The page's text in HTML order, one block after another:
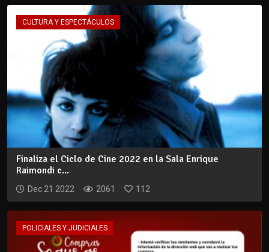
CULTURA Y ESPECTÁCULOS
Finaliza el Ciclo de Cine 2022 en la Sala Enrique
Raimondi c...
Dec 21 2022 2061 112
POLICIALES Y JUDICIALES